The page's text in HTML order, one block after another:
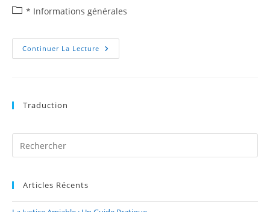
* Informations générales
Continuer La Lecture
Traduction
Articles Récents